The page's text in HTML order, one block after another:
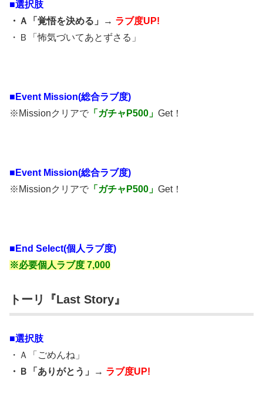
■選択肢
・Ａ「覚悟を決める」→ ラブ度UP!
・Ｂ「怖気づいてあとずさる」
■Event Mission(総合ラブ度)
※Missionクリアで 「ガチャP500」 Get！
■ Event Mission(総合ラブ度)
※Missionクリアで 「ガチャP500」 Get！
■End Select(個人ラブ度)
※必要個人ラブ度 7,000
トーリ『Last Story』
■選択肢
・ Ａ「ごめんね」
・Ｂ「ありがとう」→ ラブ度UP!